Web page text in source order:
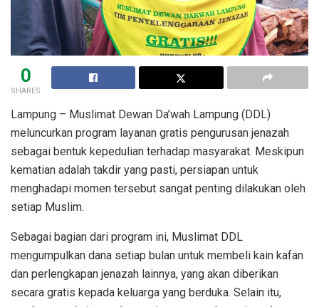
0
SHARES
Lampung – Muslimat Dewan Da’wah Lampung (DDL)
meluncurkan program layanan gratis pengurusan jenazah
sebagai bentuk kepedulian terhadap masyarakat. Meskipun
kematian adalah takdir yang pasti, persiapan untuk
menghadapi momen tersebut sangat penting dilakukan oleh
setiap Muslim.
Sebagai bagian dari program ini, Muslimat DDL
mengumpulkan dana setiap bulan untuk membeli kain kafan
dan perlengkapan jenazah lainnya, yang akan diberikan
secara gratis kepada keluarga yang berduka. Selain itu,